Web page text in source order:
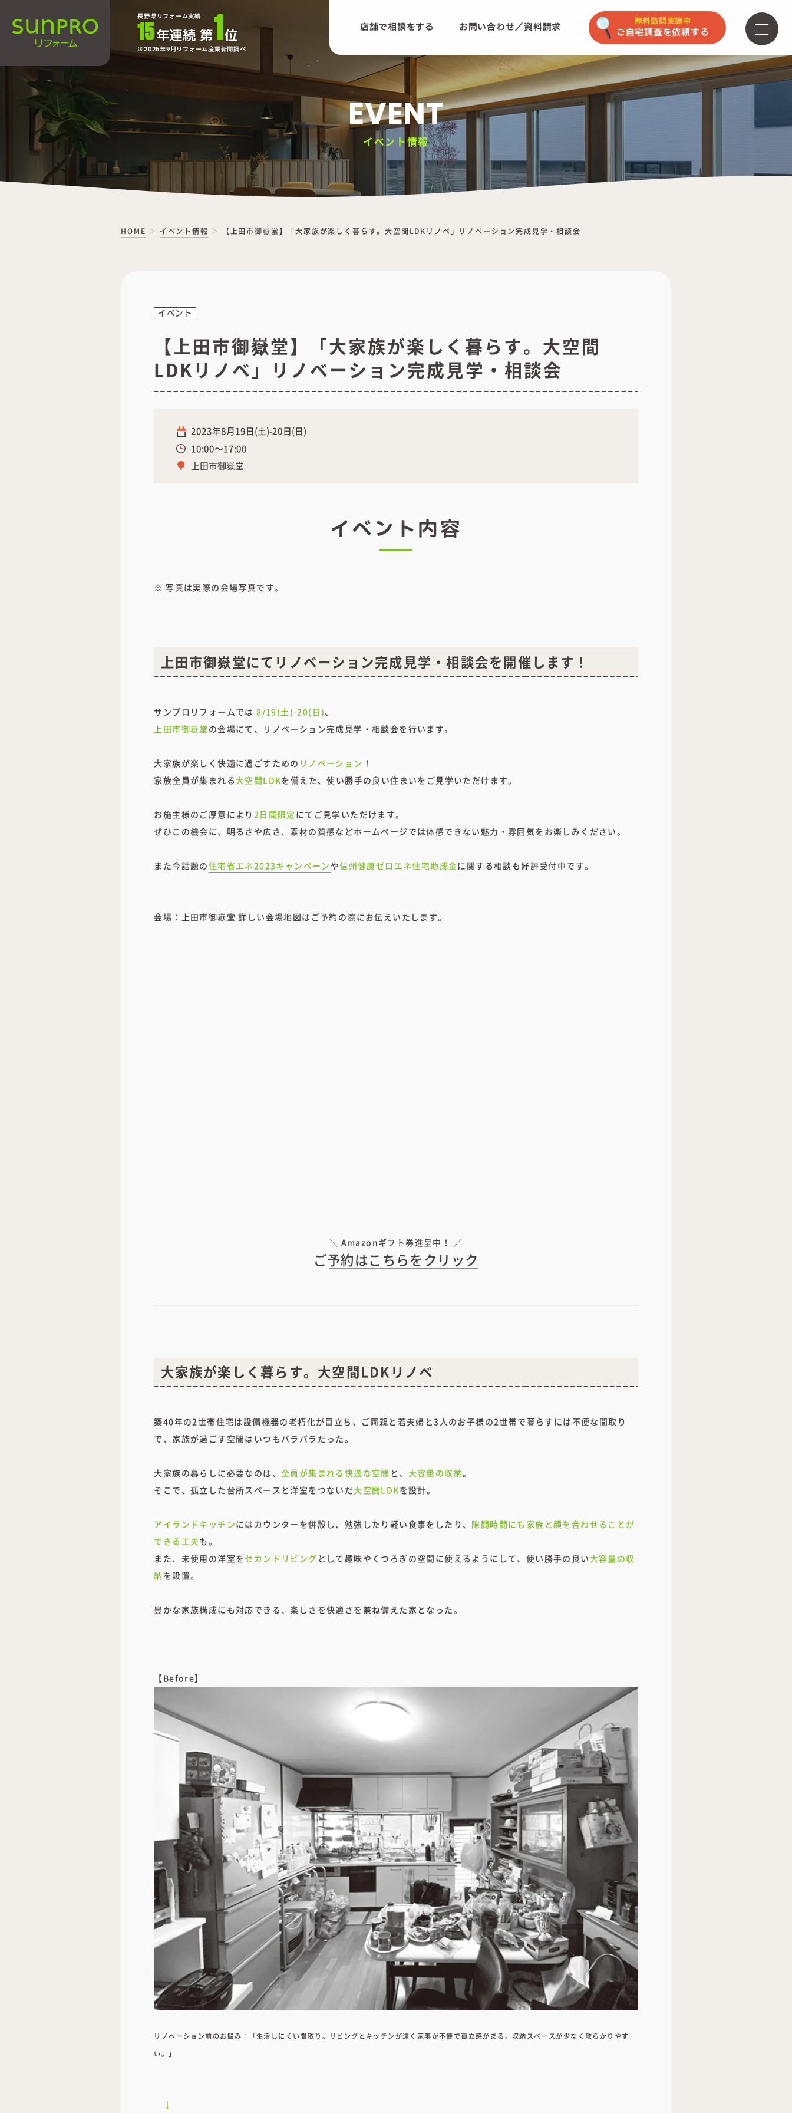
長野県リフォーム実績
15年連続 第1位
2025年9月リフォーム産業新聞調べ
店舗で相談をする お問い合わせ／資料請求 無料訪問実施中
ご自宅調査を依頼する
EVENT
イベント情報
HOME イベント情報 【上田市御嶽堂】「大家族が楽しく暮らす。大空間LDKリノベ」リノベーション完成見学・相談会
イベント
【上田市御嶽堂】「大家族が楽しく暮らす。大空間
LDKリノベ」リノベーション完成見学・相談会
2023年8月19日(土)-20日(日)
10:00～17:00
上田市御嶽堂
イベント内容
※ 写真は実際の会場写真です。
上田市御嶽堂にてリノベーション完成見学・相談会を開催します！
サンプロリフォームでは8/19(土)-20(日)、
上田市御嶽堂 の会場にて、リノベーション完成見学・相談会を行います。
大家族が楽しく快適に過ごすための リノベーション ！
家族全員が集まれる 大空間LDKを備えた、使い勝手の良い住まいをご見学いただけます。
お施主様のご厚意により 2日間限定 にてご見学いただけます。
ぜひこの機会に、明るさや広さ、素材の質感などホームページでは体感できない魅力・雰囲気をお楽しみください。
また今話題の住宅省エネ2023キャンペーンや信州健康ゼロエネ住宅助成金に関する相談も好評受付中です。
会場：上田市御嶽堂 詳しい会場地図はご予約の際にお伝えいたします。
＼ Amazonギフト券進呈中！ ／
ご予約はこちらをクリック
大家族が楽しく暮らす。大空間LDKリノベ
築40年の2世帯住宅は設備機器の老朽化が目立ち、ご両親と若夫婦と3人のお子様の2世帯で暮らすには不便な間取り
で、家族が過ごす空間はいつもバラバラだった。
大家族の暮らしに必要なのは、 全員が集まれる快適な空間 と、 大容量の収納。
そこで、孤立した台所スペースと洋室をつないだ大空間LDKを設計。
アイランドキッチンにはカウンターを併設し、勉強したり軽い食事をしたり、 隙間時間にも家族と顔を合わせることが
できる工夫も。
また、未使用の洋室をセカンドリビング として趣味やくつろぎの空間に使えるようにして、使い勝手の良い 大容量の収
納 を設置。
豊かな家族構成にも対応できる、楽しさを快適さを兼ね備えた家となった。
【Before】
リノベーション前のお悩み：「生活しにくい間取り。リビングとキッチンが遠く家事が不便で孤立感がある。収納スペースが少なく散らかりやす
い。」
↓